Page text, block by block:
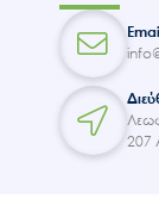
207